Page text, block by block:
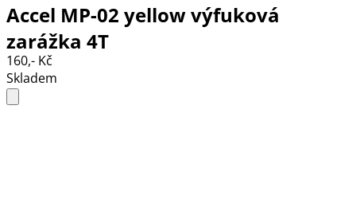
Accel MP-02 yellow výfuková
zarážka 4T
160,- Kč
Skladem